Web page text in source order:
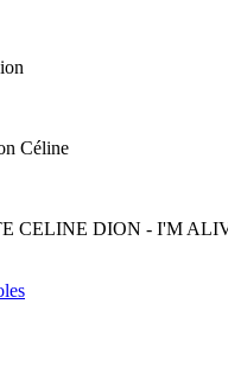
Céline
CELINE DION - I'M